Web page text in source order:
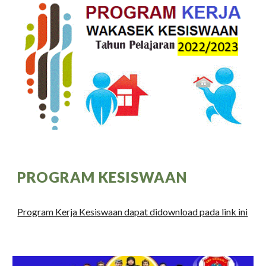
PROGRAM KESISWAAN
Program Kerja Kesiswaan dapat didownload pada link ini